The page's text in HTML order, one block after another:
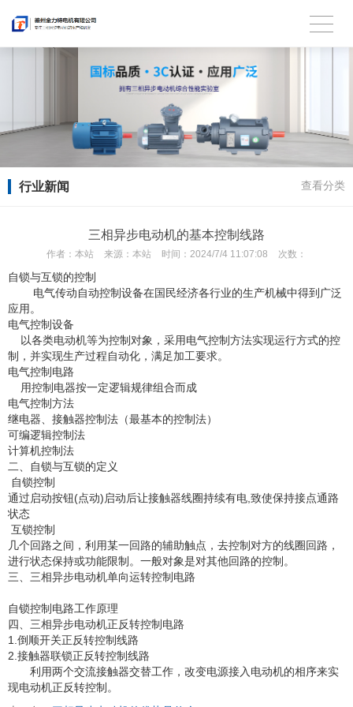
行业新闻 查看分类
三相异步电动机的基本控制线路
作者： 本站 来源： 本站 时间： 2024/7/4 11:07:08 次数：
自锁与互锁的控制
电气传动自动控制设备在国民经济各行业的生产机械中得到广泛
应用。
电气控制设备
以各类电动机等为控制对象，采用电气控制方法实现运行方式的控
制，并实现生产过程自动化，满足加工要求。
电气控制电路
用控制电器按一定逻辑规律组合而成
电气控制方法
继电器、接触器控制法（最基本的控制法）
可编逻辑控制法
计算机控制法
二、自锁与互锁的定义
自锁控制
通过启动按钮(点动)启动后让接触器线圈持续有电,致使保持接点通路
状态
互锁控制
几个回路之间，利用某一回路的辅助触点，去控制对方的线圈回路，
进行状态保持或功能限制。一般对象是对其他回路的控制。
三、三相异步电动机单向运转控制电路
自锁控制电路工作原理
四、三相异步电动机正反转控制电路
1.倒顺开关正反转控制线路
2.接触器联锁正反转控制线路
利用两个交流接触器交替工作，改变电源接入电动机的相序来实
现电动机正反转控制。